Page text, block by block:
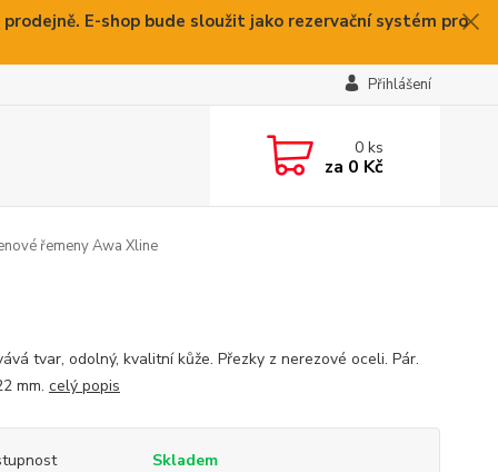
E-shop bude sloužit jako rezervační systém pro
Přihlášení
0ks
za 0 Kč
řemeny Awa Xline
tvar, odolný, kvalitní kůže. Přezky z nerezové oceli. Pár.
mm. celý popis
Skladem